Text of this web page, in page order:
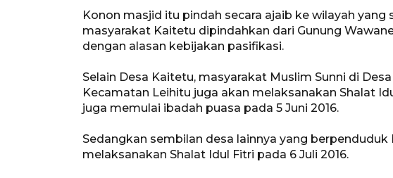
Konon masjid itu pindah secara ajaib ke wilayah yang
masyarakat Kaitetu dipindahkan dari Gunung
dengan alasan kebijakan pasifikasi.
Selain Desa Kaitetu, masyarakat Muslim Sunni di
Kecamatan Leihitu juga akan melaksanakan Shalat
juga memulai ibadah puasa pada 5 Juni 2016.
Sedangkan sembilan desa lainnya yang
melaksanakan Shalat Idul Fitri pada 6 Juli 2016.